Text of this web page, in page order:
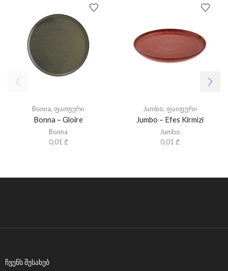
Bonna, ფაიფური
Bonna – Gloire
Bonna
0,01 ₾
Jumbo, ფაიფური
Jumbo – Efes Kirmizi
Jumbo
0,01 ₾
ᲩᲕᲔᲜᲡ ᲨᲔᲡᲐᲮᲔᲑ